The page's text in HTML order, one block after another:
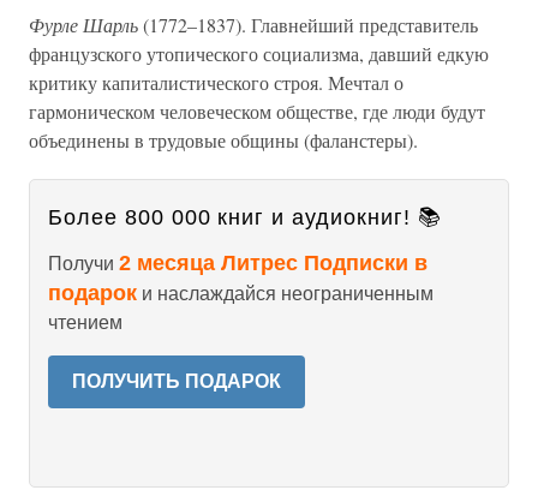
Фурле Шарль(1772–1837). Главнейший представитель
французского утопического социализма, давший едкую
критику капиталистического строя. Мечтал о
гармоническом человеческом обществе, где люди будут
объединены в трудовые общины (фаланстеры).
Более 800 000 книг и аудиокниг! 📚
Получи 2 месяца Литрес Подписки в
подарок и наслаждайся неограниченным
чтением
ПОЛУЧИТЬ ПОДАРОК